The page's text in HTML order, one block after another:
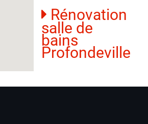
Rénovation
salle de
bains
Profondeville